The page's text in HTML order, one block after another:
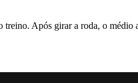
treino. Após girar a roda, o